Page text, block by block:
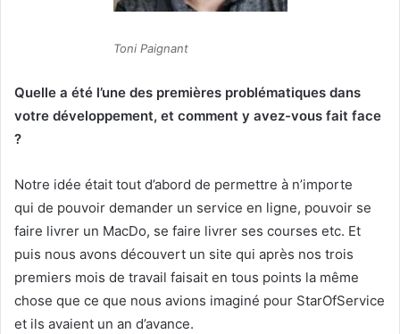
Toni Paignant
Quelle a été l’une des premières problématiques dans
votre développement, et comment y avez-vous fait face
?
Notre idée était tout d’abord de permettre à n’importe
qui de pouvoir demander un service en ligne, pouvoir se
faire livrer un MacDo, se faire livrer ses courses etc. Et
puis nous avons découvert un site qui après nos trois
premiers mois de travail faisait en tous points la même
chose que ce que nous avions imaginé pour StarOfService
et ils avaient un an d’avance.